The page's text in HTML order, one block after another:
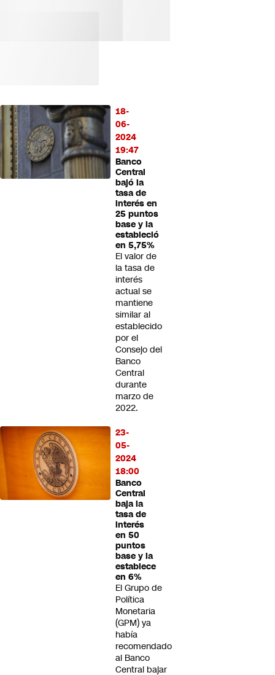
18-
06-
2024
19:47
Banco
Central
bajó la
tasa de
interés en
25 puntos
base y la
estableció
en 5,75%
El valor de
la tasa de
interés
actual se
mantiene
similar al
establecido
por el
Consejo del
Banco
Central
durante
marzo de
2022.
23-
05-
2024
18:00
Banco
Central
baja la
tasa de
interés
en 50
puntos
base y la
establece
en 6%
El Grupo de
Política
Monetaria
(GPM) ya
había
recomendado
al Banco
Central bajar